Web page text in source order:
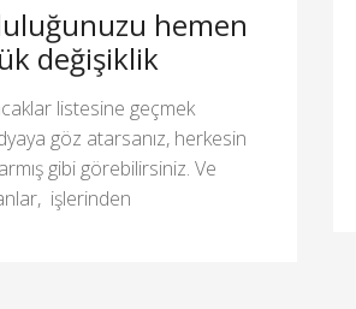
hemen
değişiklik
listesine geçmek
göz atarsanız, herkesin
gibi görebilirsiniz. Ve
işlerinden